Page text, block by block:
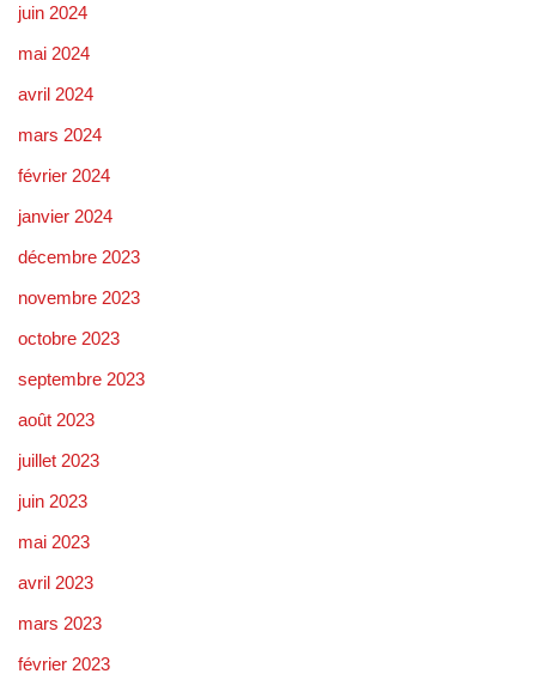
juin 2024
mai 2024
avril 2024
mars 2024
février 2024
janvier 2024
décembre 2023
novembre 2023
octobre 2023
septembre 2023
août 2023
juillet 2023
juin 2023
mai 2023
avril 2023
mars 2023
février 2023